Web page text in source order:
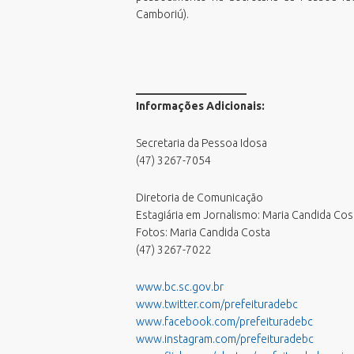
Relatório de Balneabilidade
Camboriú).
Informações Adicionais:
Secretaria da Pessoa Idosa
(47) 3267-7054
Diretoria de Comunicação
Estagiária em Jornalismo: Maria Candida
Fotos: Maria Candida Costa
(47) 3267-7022
www.bc.sc.gov.br
www.twitter.com/prefeituradebc
www.facebook.com/prefeituradebc
www.instagram.com/prefeituradebc